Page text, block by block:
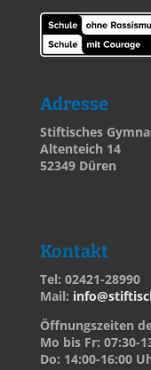
Adresse
Stiftisches
Altenteich 14
52349 Düren
Kontakt
Tel: 02421-28990
Mail:
Öffnungszeiten
Mo bis Fr: 07:30-
Do: 14:00-16:00